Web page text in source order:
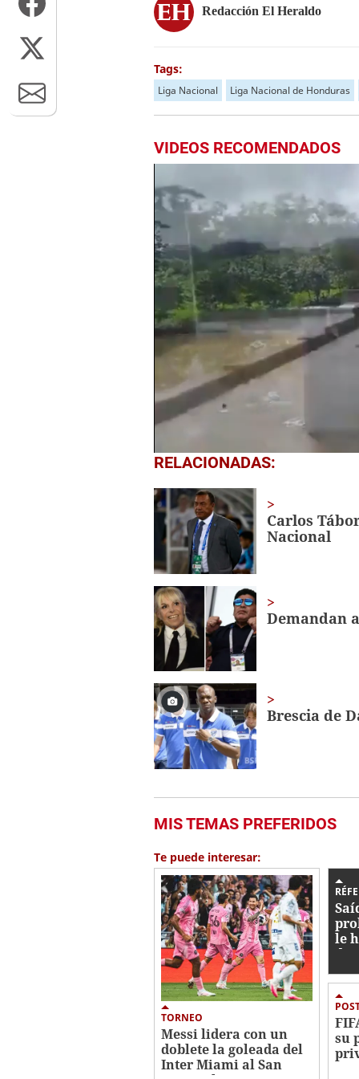
Redacción El Heraldo
Tags:
Liga Nacional Liga Nacional de Honduras
VIDEOS RECOMENDADOS
0
seconds
1
minute,
secondsVolume
0%
RELACIONADAS:
Carlos
Nacional
Demandan
Brescia de
MIS TEMAS PREFERIDOS
Te puede interesar:
TORNEO
Messi lidera con un
doblete la goleada del
Inter Miami al San
le
su